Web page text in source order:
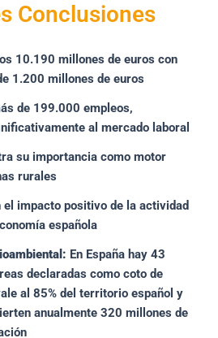
Conclusiones
10.190 millones de euros con
1.200 millones de euros
de 199.000 empleos,
al mercado laboral
su importancia como motor
rurales
impacto positivo de la actividad
española
En España hay 43
declaradas como coto de
al 85% del territorio español y
anualmente 320 millones de